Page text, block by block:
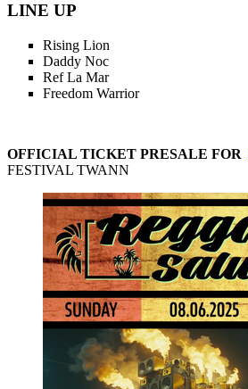
LINE UP
Rising Lion
Daddy Noc
Ref La Mar
Freedom Warrior
OFFICIAL TICKET PRESALE FOR
FESTIVAL TWANN